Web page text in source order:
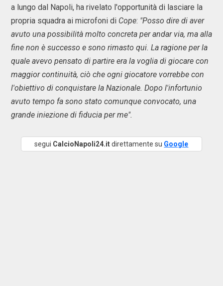
a lungo dal Napoli, ha rivelato l'opportunità di lasciare la
propria squadra ai microfoni di Cope: "Posso dire di aver
avuto una possibilità molto concreta per andar via, ma alla
fine non è successo e sono rimasto qui. La ragione per la
quale avevo pensato di partire era la voglia di giocare con
maggior continuità, ciò che ogni giocatore vorrebbe con
l'obiettivo di conquistare la Nazionale. Dopo l'infortunio
avuto tempo fa sono stato comunque convocato, una
grande iniezione di fiducia per me".
segui CalcioNapoli24.itdirettamente su Google